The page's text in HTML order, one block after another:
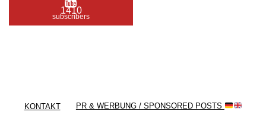
1410
subscribers
KONTAKT PR & WERBUNG / SPONSORED POSTS